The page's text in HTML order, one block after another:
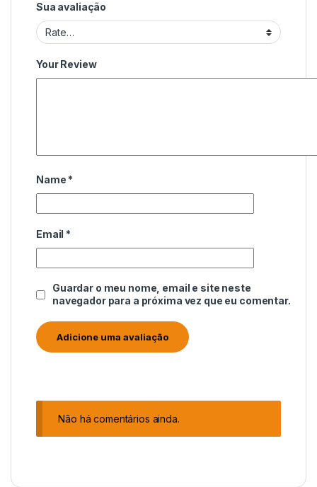
Sua avaliação
Your Review
Name *
Email *
Guardar o meu nome, email e site neste
navegador para a próxima vez que eu comentar.
Não há comentários ainda.